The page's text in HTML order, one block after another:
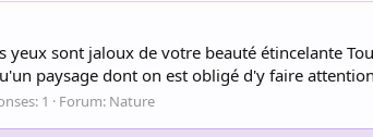
sont jaloux de votre beauté étincelante
paysage dont on est obligé d'y faire
1 Forum: Nature